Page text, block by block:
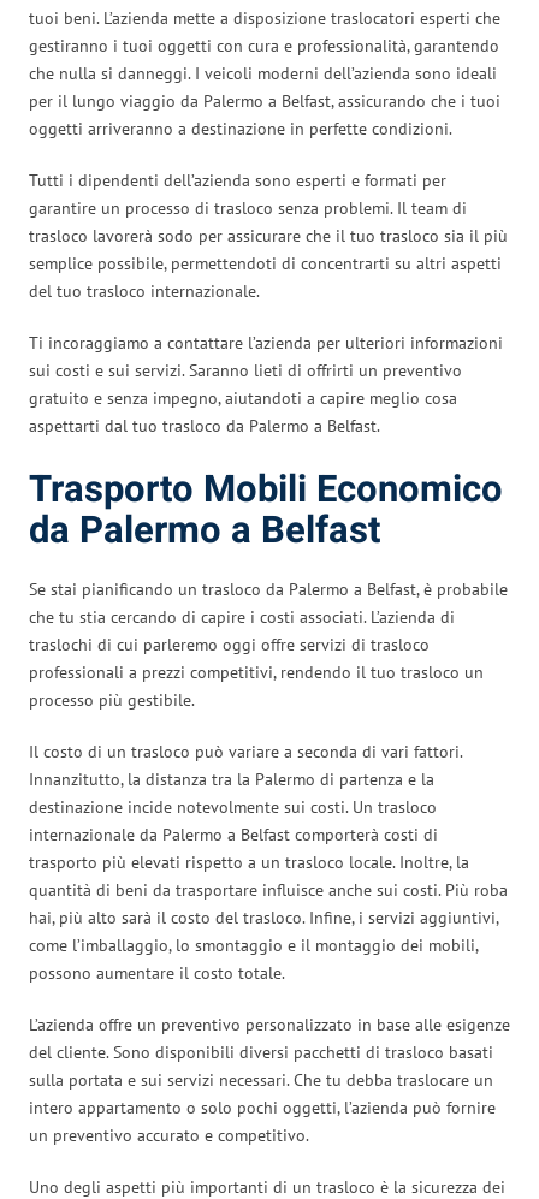
tuoi beni. L’azienda mette a disposizione traslocatori esperti che
gestiranno i tuoi oggetti con cura e professionalità, garantendo
che nulla si danneggi. I veicoli moderni dell’azienda sono ideali
per il lungo viaggio da Palermo a Belfast, assicurando che i tuoi
oggetti arriveranno a destinazione in perfette condizioni.
Tutti i dipendenti dell’azienda sono esperti e formati per
garantire un processo di trasloco senza problemi. Il team di
trasloco lavorerà sodo per assicurare che il tuo trasloco sia il più
semplice possibile, permettendoti di concentrarti su altri aspetti
del tuo trasloco internazionale.
Ti incoraggiamo a contattare l’azienda per ulteriori informazioni
sui costi e sui servizi. Saranno lieti di offrirti un preventivo
gratuito e senza impegno, aiutandoti a capire meglio cosa
aspettarti dal tuo trasloco da Palermo a Belfast.
Trasporto Mobili Economico
da Palermo a Belfast
Se stai pianificando un trasloco da Palermo a Belfast, è probabile
che tu stia cercando di capire i costi associati. L’azienda di
traslochi di cui parleremo oggi offre servizi di trasloco
professionali a prezzi competitivi, rendendo il tuo trasloco un
processo più gestibile.
Il costo di un trasloco può variare a seconda di vari fattori.
Innanzitutto, la distanza tra la Palermo di partenza e la
destinazione incide notevolmente sui costi. Un trasloco
internazionale da Palermo a Belfast comporterà costi di
trasporto più elevati rispetto a un trasloco locale. Inoltre, la
quantità di beni da trasportare influisce anche sui costi. Più roba
hai, più alto sarà il costo del trasloco. Infine, i servizi aggiuntivi,
come l’imballaggio, lo smontaggio e il montaggio dei mobili,
possono aumentare il costo totale.
L’azienda offre un preventivo personalizzato in base alle esigenze
del cliente. Sono disponibili diversi pacchetti di trasloco basati
sulla portata e sui servizi necessari. Che tu debba traslocare un
intero appartamento o solo pochi oggetti, l’azienda può fornire
un preventivo accurato e competitivo.
Uno degli aspetti più importanti di un trasloco è la sicurezza dei